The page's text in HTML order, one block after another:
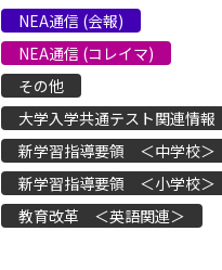
NEA通信 (会報)
NEA通信 (コレイマ)
その他
大学入学共通テスト関連情報
新学習指導要領 ＜中学校＞
新学習指導要領 ＜小学校＞
教育改革 ＜英語関連＞